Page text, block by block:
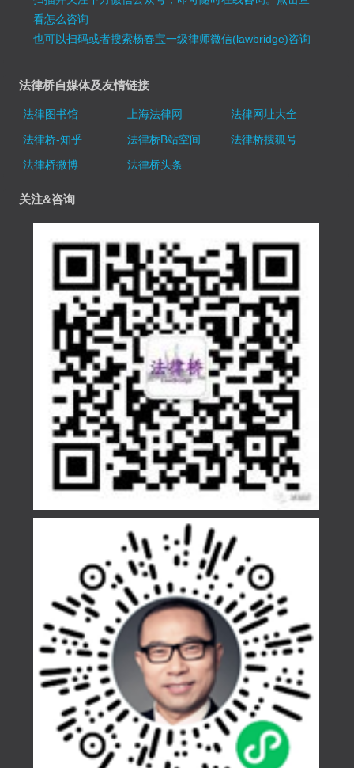
看怎么咨询
也可以扫码或者搜索杨春宝一级律师微信(lawbridge)咨询
法律桥自媒体及友情链接
法律图书馆 上海法律网
法律网址大全
法律桥-知乎
法律桥B站空间
法律桥搜狐号
法律桥微博
法律桥头条
关注&咨询